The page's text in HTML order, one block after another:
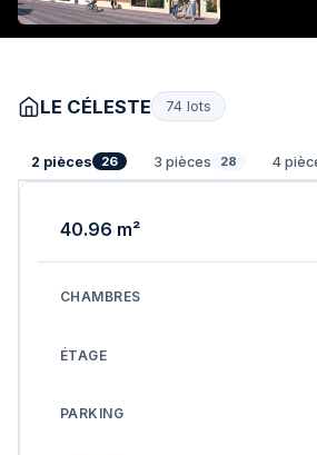
LE CÉLESTE 74 lots
2 pièces 26 3 pièces 28 4
40.96 m²